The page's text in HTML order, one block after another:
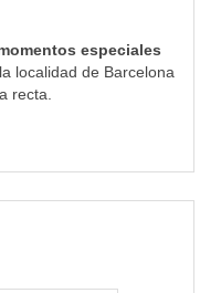
especiales
localidad de Barcelona
recta.